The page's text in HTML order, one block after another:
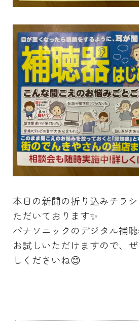
本日の新聞の折り込みチラ
ただいております✨
パナソニックのデジタル補
お試しいただけますので、
しくださいね😊